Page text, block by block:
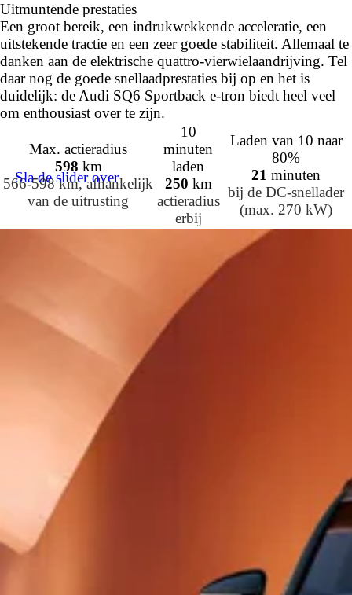
Uitmuntende prestaties
Een groot bereik, een indrukwekkende acceleratie, een
uitstekende tractie en een zeer goede stabiliteit. Allemaal te
danken aan de elektrische quattro-vierwielaandrijving. Tel
daar nog de goede snellaadprestaties bij op en het is
duidelijk: de Audi SQ6 Sportback e-tron biedt heel veel
om enthousiast over te zijn.
Max. actieradius
598 km
566-598 km, afhankelijk
van de uitrusting
10
minuten
laden
250 km
actieradius
erbij
Laden van 10 naar
80%
21 minuten
bij de DC-snellader
(max. 270 kW)
Sla de slider over